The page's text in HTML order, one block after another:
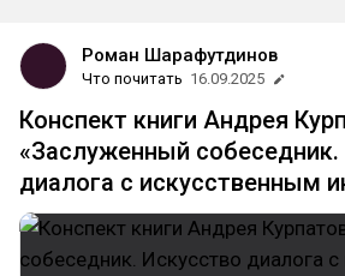
Роман Шарафутдинов
Что почитать 16.09.2025
Конспект книги Андрея
«Заслуженный собеседник.
диалога с искусственным